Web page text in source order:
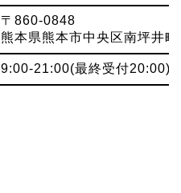
〒860-0848
熊本県熊本市中央区南坪井
9:00-21:00(最終受付20:00)